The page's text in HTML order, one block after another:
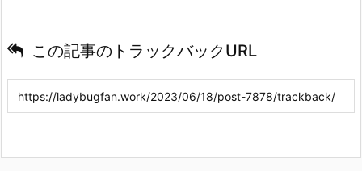
この記事のトラックバックURL